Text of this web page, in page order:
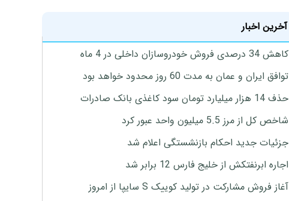
آخرین اخبار
کاهش 34 درصدی فروش خودروسازان داخلی در 4 ماه
توافق ایران و عمان به مدت 60 روز محدود خواهد بود
حذف 14 هزار میلیارد تومان سود کاغذی بانک صادرات
شاخص کل از مرز 5.5 میلیون واحد عبور کرد
جزئیات جدید احکام بازنشستگی اعلام شد
اجاره ابرنفتکش از خلیج فارس 12 برابر شد
آغاز فروش مشارکت در تولید کوییک S سایپا از امروز